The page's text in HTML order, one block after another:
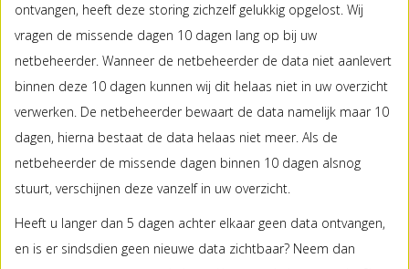
ontvangen, heeft deze storing zichzelf gelukkig opgelost. Wij
vragen de missende dagen 10 dagen lang op bij uw
netbeheerder. Wanneer de netbeheerder de data niet aanlevert
binnen deze 10 dagen kunnen wij dit helaas niet in uw overzicht
verwerken. De netbeheerder bewaart de data namelijk maar 10
dagen, hierna bestaat de data helaas niet meer. Als de
netbeheerder de missende dagen binnen 10 dagen alsnog
stuurt, verschijnen deze vanzelf in uw overzicht.
Heeft u langer dan 5 dagen achter elkaar geen data ontvangen,
en is er sindsdien geen nieuwe data zichtbaar? Neem dan